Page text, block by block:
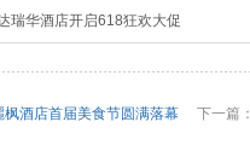
瑞华酒店开启618狂欢大促
枫酒店首届美食节圆满落幕 下一篇：